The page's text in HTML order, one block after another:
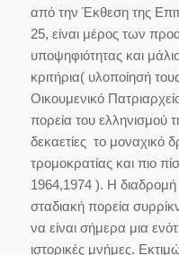
από την Έκθεση της
25, είναι μέρος των
υποψηφιότητας και
κριτήρια( υλοποίησή
Οικουμενικό
πορεία του ελληνισμού
δεκαετίες το μοναχικό
τρομοκρατίας και πιο
1964,1974 ). Η διαδρομή
σταδιακή πορεία
να είναι σήμερα μια
ιστορικές μνήμες.